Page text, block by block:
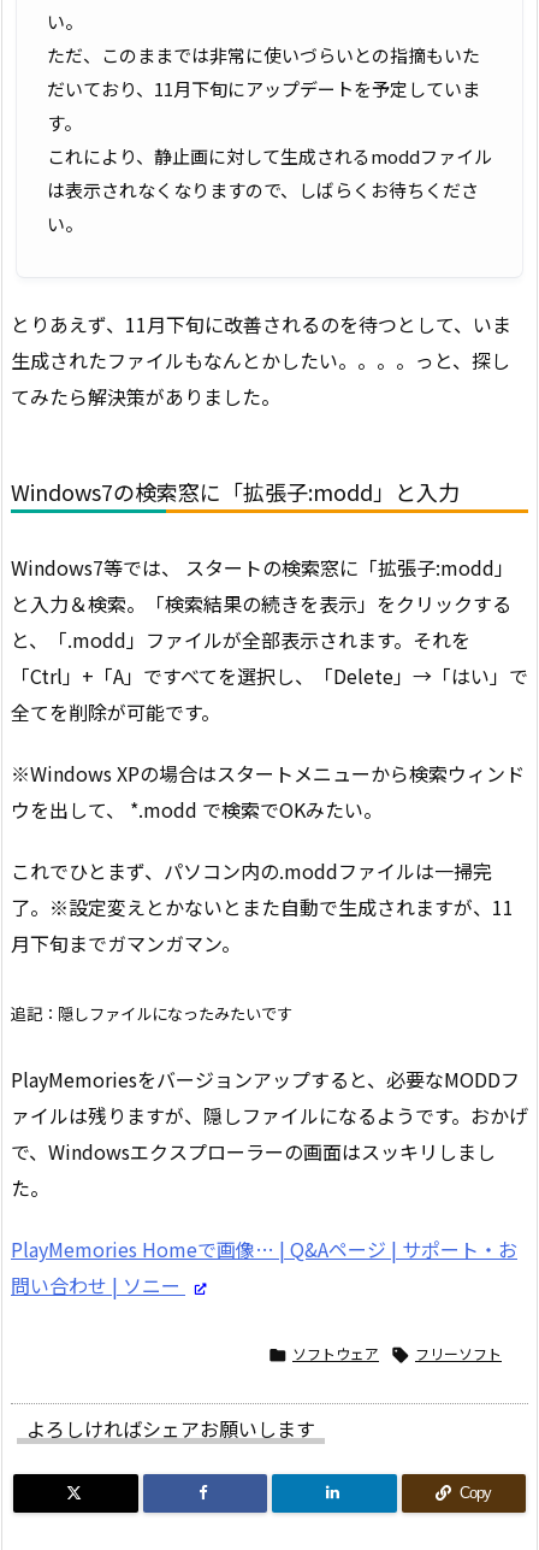
い。
ただ、このままでは非常に使いづらいとの指摘もいた
だいており、11月下旬にアップデートを予定していま
す。
これにより、静止画に対して生成されるmoddファイル
は表示されなくなりますので、しばらくお待ちくださ
い。
とりあえず、11月下旬に改善されるのを待つとして、いま
生成されたファイルもなんとかしたい。。。。っと、探し
てみたら解決策がありました。
Windows7の検索窓に「拡張子:modd」と入力
Windows7等では、 スタートの検索窓に「拡張子:modd」
と入力＆検索。「検索結果の続きを表示」をクリックする
と、「.modd」ファイルが全部表示されます。それを
「Ctrl」+「A」ですべてを選択し、「Delete」→「はい」で
全てを削除が可能です。
※Windows XPの場合はスタートメニューから検索ウィンド
ウを出して、 *.modd で検索でOKみたい。
これでひとまず、パソコン内の.moddファイルは一掃完
了。※設定変えとかないとまた自動で生成されますが、11
月下旬までガマンガマン。
追記：隠しファイルになったみたいです
PlayMemoriesをバージョンアップすると、必要なMODDフ
ァイルは残りますが、隠しファイルになるようです。おかげ
で、Windowsエクスプローラーの画面はスッキリしまし
た。
PlayMemories Homeで画像… | Q&Aページ | サポート・お
問い合わせ | ソニー
 ソフトウェア  フリーソフト
よろしければシェアお願いします
Copy